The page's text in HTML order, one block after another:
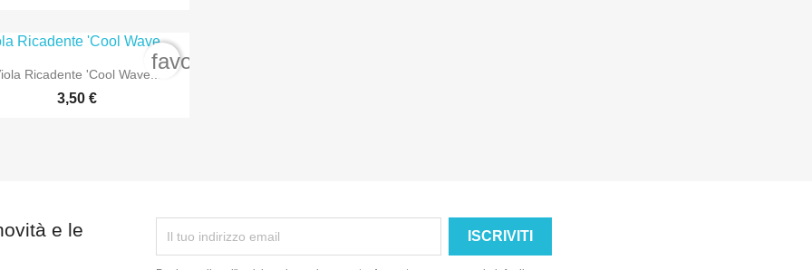
 Anteprima
Ricadente 'Cool Wave...
3,50 €
favorite_border
e le